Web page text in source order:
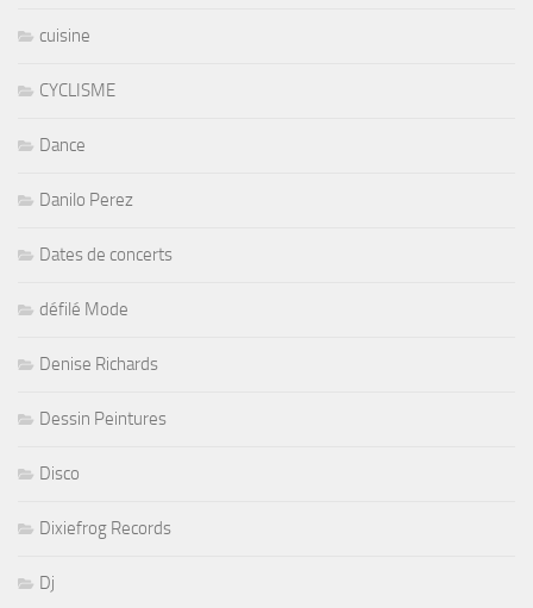
cuisine
CYCLISME
Dance
Danilo Perez
Dates de concerts
défilé Mode
Denise Richards
Dessin Peintures
Disco
Dixiefrog Records
Dj